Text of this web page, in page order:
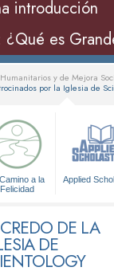
introducción
es
y de Mejora
por la Iglesia de
a la
Felicidad
Applied
DE LA
DE